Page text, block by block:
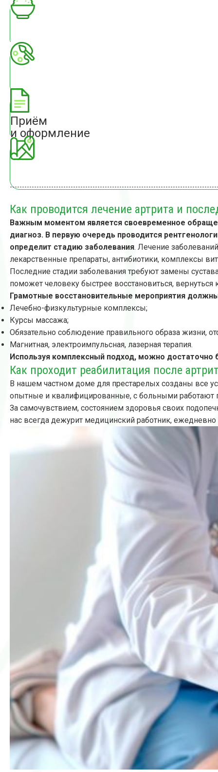
Приём
и оформление
Как проводится лечение артрита и
Важным моментом является своевременное
диагноз. В первую очередь проводится
определит стадию заболевания. Лечение
лекарственные препараты, антибиотики, комплексы
Последние стадии заболевания требуют замены
поможет человеку быстрее восстановиться,
Грамотные восстановительные мероприятия
Лечебно-физкультурные комплексы;
Курсы массажа;
Обязательно соблюдение правильного образа жизни,
Магнитная, электроимпульсная, лазерная терапия.
Используя комплексный подход, можно достаточно
Как проходит реабилитация после
В нашем частном доме для престарелых созданы все
опытные и квалифицированные, с больными работают
За самочувствием, состоянием здоровья своих
нас всегда дежурит медицинский работник,